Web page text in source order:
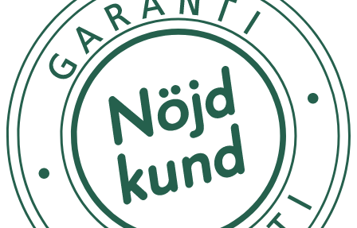
Ingredienser:
Water, Decyl Glucoside, Caprylyl/Capryl Glucoside,
Glycerin, Butane, Sodium Cocoyl Isethionate, Stearic Acid,
Propane, Fragrance, Terminalia Ferdinandiana (Kakadu
Plum) Fruit Extract, Microcitrus Australasica (Finger Lime)
Fruit Extract, Tocopherol, Phenoxyethanol, Caprylyl
Glycol, Citric Acid, Coumarin, Benzyl Salicylate, Benzyl
Alcohol, Benzyl Benzoate.